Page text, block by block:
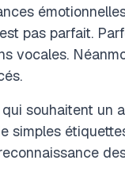
pas parfait.
vocales.
souhaitent un
simples